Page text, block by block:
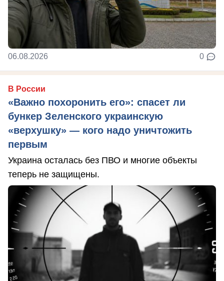
06.08.2026 0
В России
«Важно похоронить его»: спасет ли
бункер Зеленского украинскую
«верхушку» — кого надо уничтожить
первым
Украина осталась без ПВО и многие объекты
теперь не защищены.